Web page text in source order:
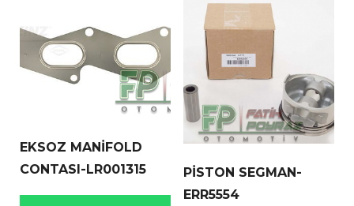
EKSOZ MANİFOLD
CONTASI-LR001315
PİSTON SEGMAN-
ERR5554